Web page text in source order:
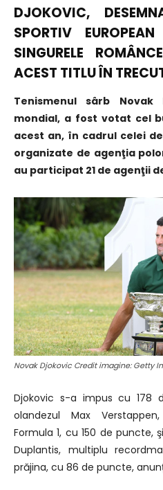
DJOKOVIC,
SPORTIV
SINGURELE
ACEST TITLU ÎN
Tenismenul sârb Novak
mondial, a fost votat cel
acest an, în cadrul celei
organizate de agenţia
au participat 21 de agenţii
Novak Djokovic Credit imagine: Getty
Djokovic s-a impus cu 178
olandezul Max
Formula 1, cu 150 de puncte,
Duplantis, multiplu
prăjina, cu 86 de puncte,